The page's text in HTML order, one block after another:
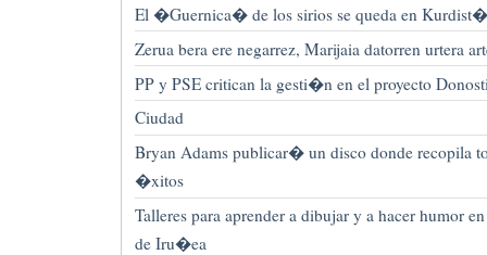
El �Guernica� de los sirios se queda en
Zerua bera ere negarrez, Marijaia datorren urtera
PP y PSE critican la gesti�n en el proyecto
Ciudad
Bryan Adams publicar� un disco donde recopila
�xitos
Talleres para aprender a dibujar y a hacer humor
de Iru�ea